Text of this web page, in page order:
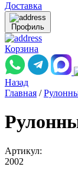
Доставка
Профиль
Корзина
Назад
Главная /
Артикул:
2002